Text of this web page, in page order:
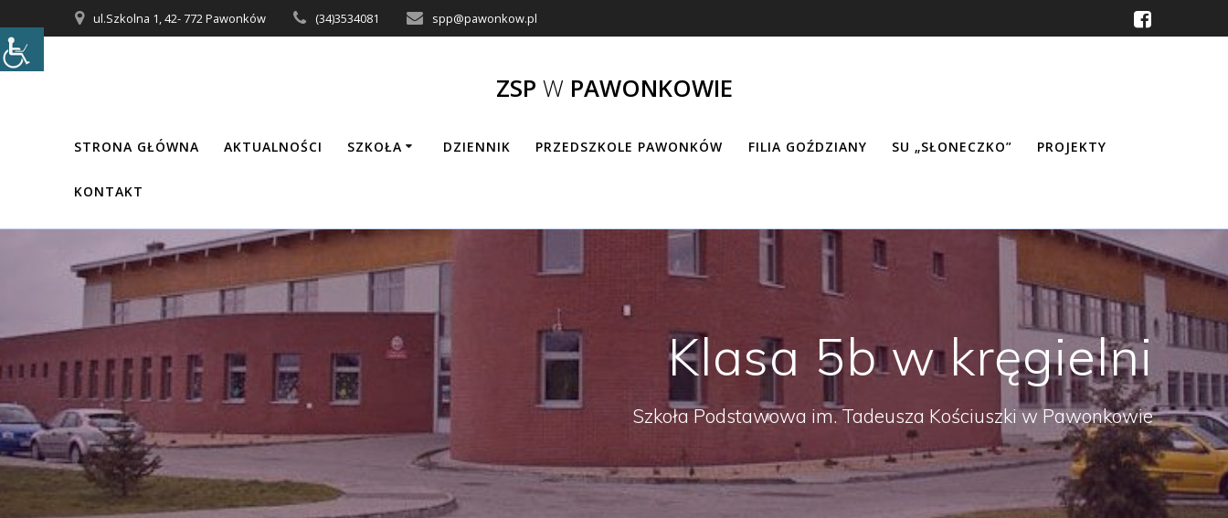
do
treści
ul.Szkolna 1, 42- 772 Pawonków (34)3534081 spp@pawonkow.pl
ZSP W PAWONKOWIE
STRONA GŁÓWNA AKTUALNOŚCI SZKOŁA DZIENNIK PRZEDSZKOLE PAWONKÓW FILIA GOŹDZIANY SU „SŁONECZKO” PROJEKTY
KONTAKT
Klasa 5b w kręgielni
Szkoła Podstawowa im. Tadeusza Kościuszki w Pawonkowie